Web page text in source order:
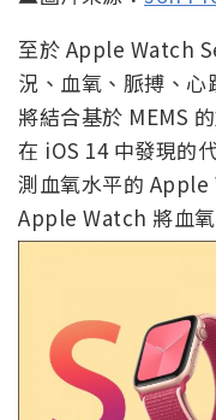
至於 Apple Watch
況、血氧、脈搏、
將結合基於 MEMS
在 iOS 14 中發現的
測血氧水平的 Apple
Apple Watch 將血